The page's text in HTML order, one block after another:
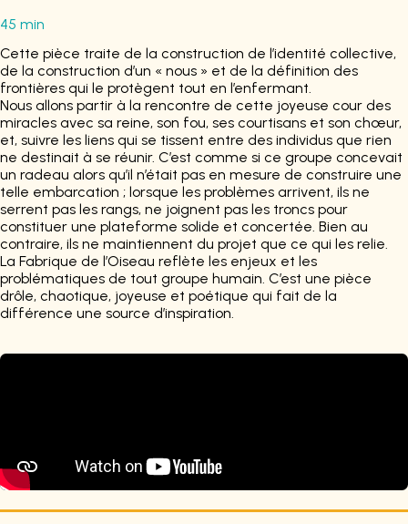
45 min
Cette pièce traite de la construction de l’identité collective,
de la construction d’un « nous » et de la définition des
frontières qui le protègent tout en l’enfermant.
Nous allons partir à la rencontre de cette joyeuse cour des
miracles avec sa reine, son fou, ses courtisans et son chœur,
et, suivre les liens qui se tissent entre des individus que rien
ne destinait à se réunir. C’est comme si ce groupe concevait
un radeau alors qu’il n’était pas en mesure de construire une
telle embarcation ; lorsque les problèmes arrivent, ils ne
serrent pas les rangs, ne joignent pas les troncs pour
constituer une plateforme solide et concertée. Bien au
contraire, ils ne maintiennent du projet que ce qui les relie.
La Fabrique de l’Oiseau reflète les enjeux et les
problématiques de tout groupe humain. C’est une pièce
drôle, chaotique, joyeuse et poétique qui fait de la
différence une source d’inspiration.